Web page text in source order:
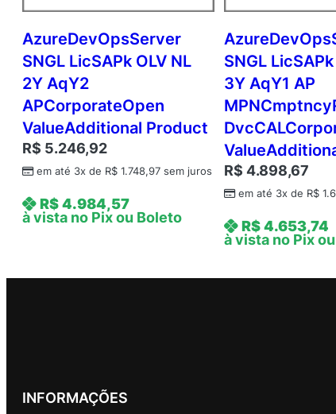
AzureDevOpsServer
SNGL LicSAPk OLV NL
2Y AqY2
APCorporateOpen
ValueAdditional Product
R$ 5.246,92
em até 3x de R$ 1.748,97 sem juros
R$4.984,57
à vista no Pix ou Boleto
SNGL
3Y AqY1 AP
R$ 4.898,67
em até 3x de R$
R$4.653,74
à vista no Pix
INFORMAÇÕES